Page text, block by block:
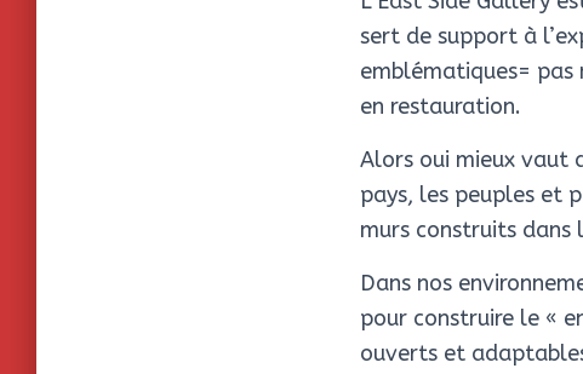
sert de support à
emblématiques=
en restauration.
Alors oui mieux vaut
pays, les peuples et
murs construits dans
Dans nos
pour construire le «
ouverts et